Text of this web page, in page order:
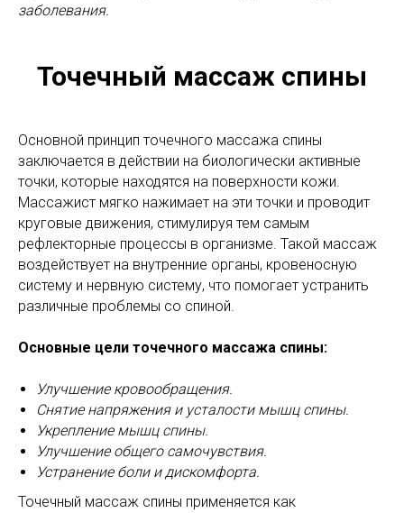
заболевания.
Точечный массаж спины
Основной принцип точечного массажа спины
заключается в действии на биологически активные
точки, которые находятся на поверхности кожи.
Массажист мягко нажимает на эти точки и проводит
круговые движения, стимулируя тем самым
рефлекторные процессы в организме. Такой массаж
воздействует на внутренние органы, кровеносную
систему и нервную систему, что помогает устранить
различные проблемы со спиной.
Основные цели точечного массажа спины:
Улучшение кровообращения.
Снятие напряжения и усталости мышц спины.
Укрепление мышц спины.
Улучшение общего самочувствия.
Устранение боли и дискомфорта.
Точечный массаж спины применяется как